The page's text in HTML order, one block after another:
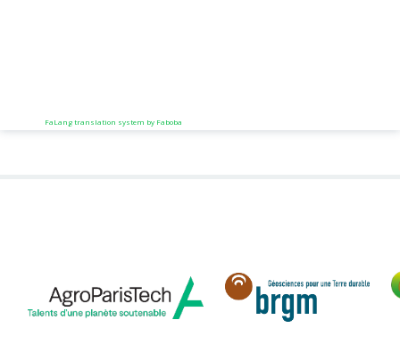
FaLang translation system by Faboba